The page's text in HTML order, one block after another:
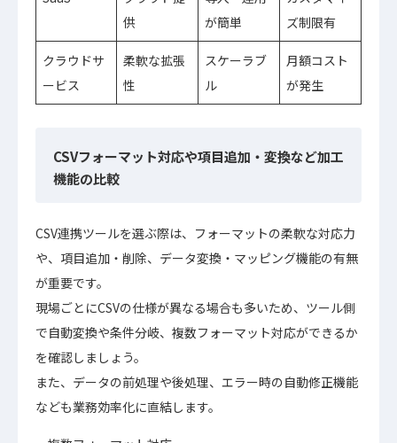
供
が簡単
ズ制限有
クラウドサ
ービス
柔軟な拡張
性
スケーラブ
ル
月額コスト
が発生
CSVフォーマット対応や項目追加・変換など加工
機能の比較
CSV連携ツールを選ぶ際は、フォーマットの柔軟な対応力
や、項目追加・削除、データ変換・マッピング機能の有無
が重要です。
現場ごとにCSVの仕様が異なる場合も多いため、ツール側
で自動変換や条件分岐、複数フォーマット対応ができるか
を確認しましょう。
また、データの前処理や後処理、エラー時の自動修正機能
なども業務効率化に直結します。